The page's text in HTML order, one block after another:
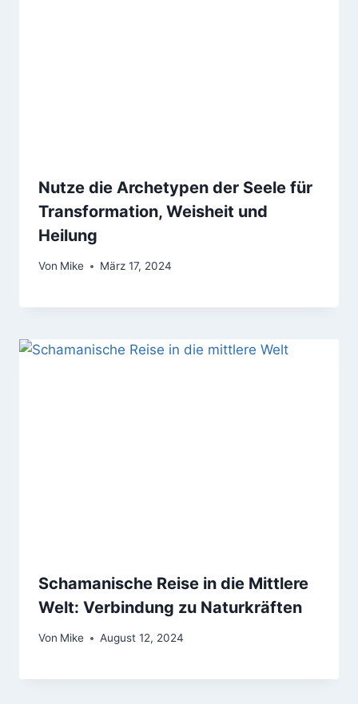
Nutze die Archetypen der Seele für
Transformation, Weisheit und
Heilung
Von Mike März 17, 2024
Schamanische Reise in die Mittlere
Welt: Verbindung zu Naturkräften
Von Mike August 12, 2024